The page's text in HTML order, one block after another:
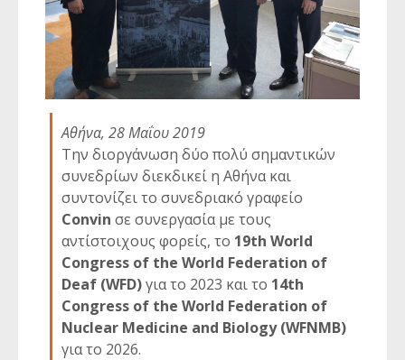
Αθήνα, 28 Μαΐου 2019
Την διοργάνωση δύο πολύ σημαντικών
συνεδρίων διεκδικεί η Αθήνα και
συντονίζει το συνεδριακό γραφείο
Convin σε συνεργασία με τους
αντίστοιχους φορείς, το 19th World
Congress of the World Federation of
Deaf (WFD)για το 2023 και το 14th
Congress of the World Federation of
Nuclear Medicine and Biology (WFNMB)
για το 2026.